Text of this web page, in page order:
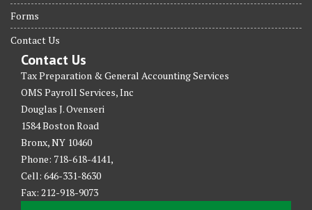
Forms
Contact Us
Contact Us
Tax Preparation & General Accounting Services
OMS Payroll Services, Inc
Douglas J. Ovenseri
1584 Boston Road
Bronx, NY 10460
Phone: 718-618-4141,
Cell: 646-331-8630
Fax: 212-918-9073